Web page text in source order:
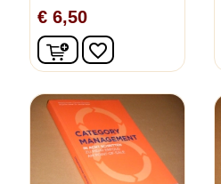
€ 6,50
In winkelwagen
favorite_border